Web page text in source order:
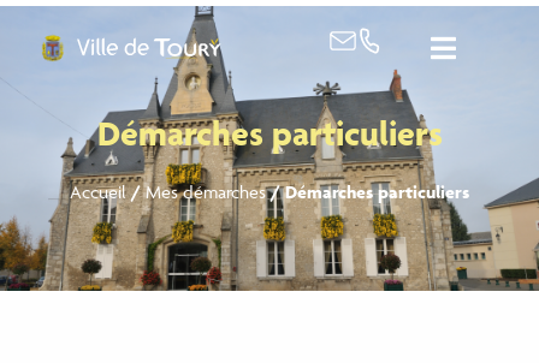
Démarches particuliers
Accueil/Mes démarches/Démarches particuliers